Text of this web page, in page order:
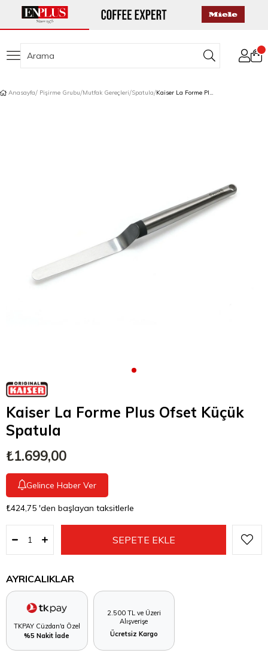
Anasayfa Pişirme Grubu Mutfak Gereçleri Spatula Kaiser La Forme Plus Ofset Küçük Spatula
Kaiser La Forme Plus Ofset Küçük
Spatula
₺1.699,00
Gelince Haber Ver
₺424,75 'den başlayan taksitlerle
AYRICALIKLAR
TKPAY Cüzdan'a Özel
%5 Nakit İade
2.500 TL ve Üzeri
Alışverişe
Ücretsiz Kargo